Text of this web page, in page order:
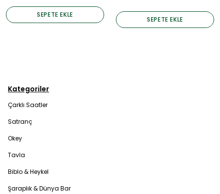
SEPETE EKLE
SEPETE EKLE
Kategoriler
Çarklı Saatler
Satranç
Okey
Tavla
Biblo & Heykel
Şaraplık & Dünya Bar